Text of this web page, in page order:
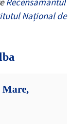
Național de
Mare,